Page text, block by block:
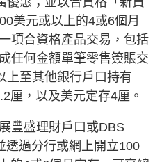
美元或以上的4或6個月
項合資格產品交易，包括
任何金額單筆零售簽賬交
上至其他銀行戶口持有
厘，以及美元定存4厘。
豐盛理財戶口或DBS
透過分行或網上開立100